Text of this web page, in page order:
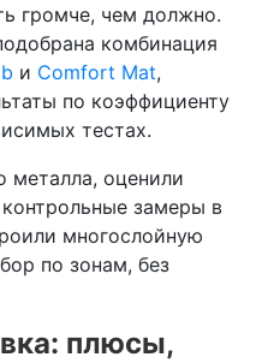
громче, чем должно.
комбинация
и Comfort Mat,
по коэффициенту
тестах.
металла, оценили
замеры в
многослойную
по зонам, без
плюсы,